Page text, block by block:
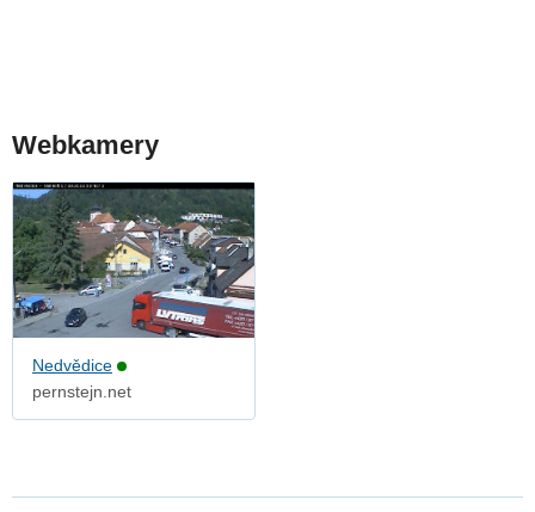
Webkamery
Nedvědice
pernstejn.net